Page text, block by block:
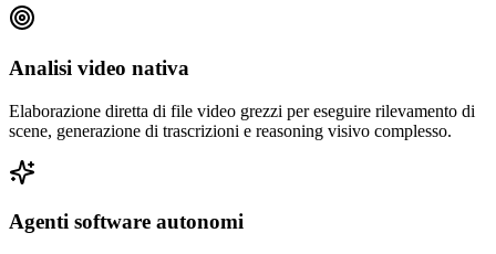
Analisi video nativa
Elaborazione diretta di file video grezzi per eseguire rilevamento di
scene, generazione di trascrizioni e reasoning visivo complesso.
Agenti software autonomi